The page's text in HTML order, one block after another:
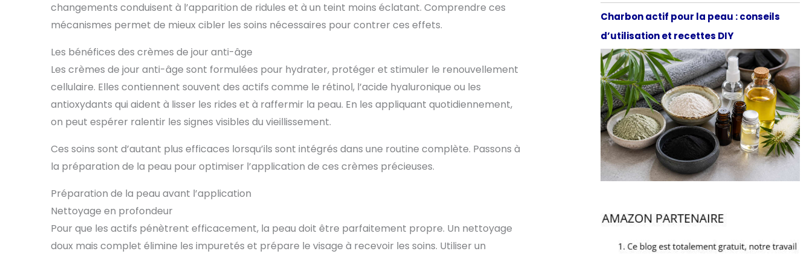
changements conduisent à l’apparition de ridules et à un teint moins éclatant. Comprendre ces
mécanismes permet de mieux cibler les soins nécessaires pour contrer ces effets.
Les bénéfices des crèmes de jour anti-âge
Les crèmes de jour anti-âge sont formulées pour hydrater, protéger et stimuler le renouvellement
cellulaire. Elles contiennent souvent des actifs comme le rétinol, l’acide hyaluronique ou les
antioxydants qui aident à lisser les rides et à raffermir la peau. En les appliquant quotidiennement,
on peut espérer ralentir les signes visibles du vieillissement.
Ces soins sont d’autant plus efficaces lorsqu’ils sont intégrés dans une routine complète. Passons à
la préparation de la peau pour optimiser l’application de ces crèmes précieuses.
Préparation de la peau avant l’application
Nettoyage en profondeur
Pour que les actifs pénètrent efficacement, la peau doit être parfaitement propre. Un nettoyage
doux mais complet élimine les impuretés et prépare le visage à recevoir les soins. Utiliser un
Charbon actif pour la peau : conseils
d’utilisation et recettes DIY